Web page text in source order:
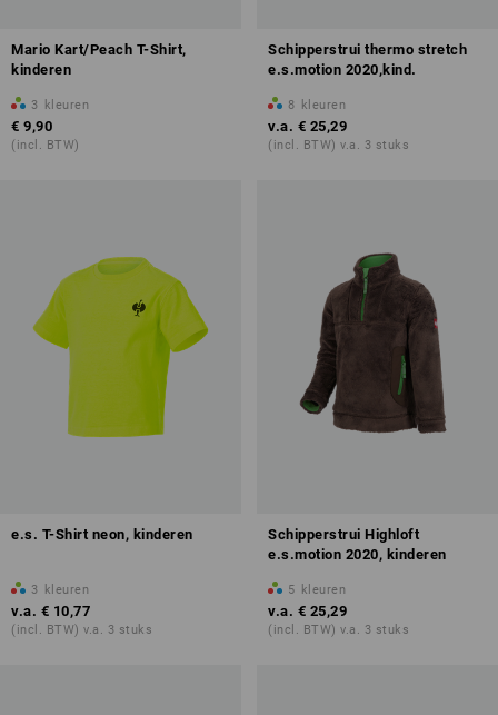
Mario Kart/Peach T-Shirt,
kinderen
3 kleuren
€ 9,90
(incl. BTW)
Schipperstrui thermo stretch
e.s.motion 2020,kind.
8 kleuren
v.a. € 25,29
(incl. BTW) v.a. 3 stuks
e.s. T-Shirt neon, kinderen
3 kleuren
v.a. € 10,77
(incl. BTW) v.a. 3 stuks
Schipperstrui Highloft
e.s.motion 2020, kinderen
5 kleuren
v.a. € 25,29
(incl. BTW) v.a. 3 stuks